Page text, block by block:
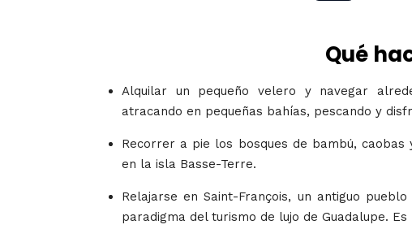
Qué
Alquilar un pequeño velero y navegar
atracando en pequeñas bahías, pescando y
Recorrer a pie los bosques de bambú, caobas
en la isla Basse-Terre.
Relajarse en Saint-François, un antiguo
paradigma del turismo de lujo de Guadalupe.